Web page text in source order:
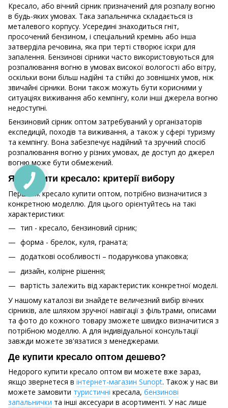
Кресало, або вічний сірник призначений для розпалу вогню
в будь-яких умовах. Така запальничка складається із
металевого корпусу. Усередині знаходиться гніт,
просочений бензином, і спеціальний кремінь або інша
затверділа речовина, яка при терті створює іскри для
запалення. Бензинові сірники часто використовуються для
розпалювання вогню в умовах високої вологості або вітру,
оскільки вони більш надійні та стійкі до зовнішніх умов, ніж
звичайні сірники. Вони також можуть бути корисними у
ситуаціях виживання або кемпінгу, коли інші джерела вогню
недоступні.
Бензиновий сірник оптом затребуваний у організаторів
експедицій, походів та виживання, а також у сфері туризму
та кемпінгу. Вона забезпечує надійний та зручний спосіб
розпалювання вогню у різних умовах, де доступ до джерел
вогню може бути обмежений.
Яке купити кресало: критерії вибору
Перш ніж кресало купити оптом, потрібно визначитися з
конкретною моделлю. Для цього орієнтуйтесь на такі
характеристики:
тип - кресало, бензиновий сірник;
форма - брелок, куля, граната;
додаткові особливості – подарункова упаковка;
дизайн, колірне рішення;
вартість залежить від характеристик конкретної моделі.
У нашому каталозі ви знайдете величезний вибір вічних
сірників, але шляхом зручної навігації з фільтрами, описами
та фото до кожного товару зможете швидко визначитися з
потрібною моделлю. А для індивідуальної консультації
завжди можете зв'язатися з менеджерами.
Де купити кресало оптом дешево?
Недорого купити кресало оптом ви можете вже зараз,
якщо звернетеся в інтернет-магазин Sunopt. Також у нас ви
можете замовити туристичні кресала, бензинові
запальнички та інші аксесуари в асортименті. У нас лише